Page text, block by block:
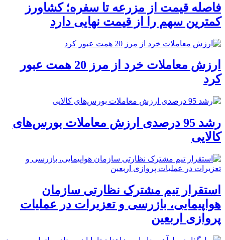
فاصله قیمت از مزرعه تا سفره؛ کشاورز
کمترین سهم را از قیمت نهایی دارد
ارزش معاملات خرد از مرز 20 همت عبور
کرد
رشد 95 درصدی ارزش معاملات بورس‌های
کالایی
استقرار تیم مشترک نظارتی سازمان
هواپیمایی، بازرسی و تعزیرات در عملیات
پروازی اربعین